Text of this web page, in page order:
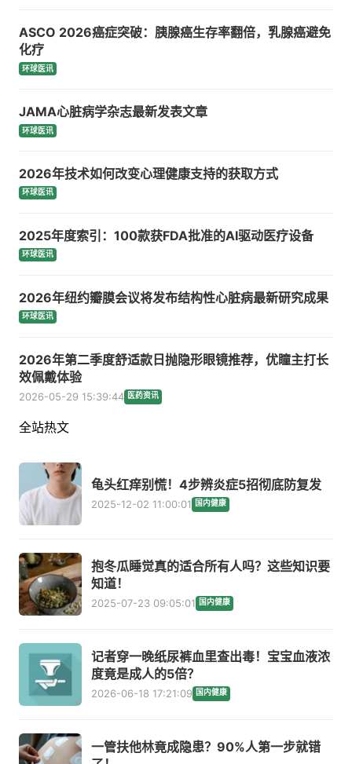
ASCO 2026癌症突破：胰腺癌生存率翻倍，乳腺癌避免
化疗
环球医讯
JAMA心脏病学杂志最新发表文章
环球医讯
2026年技术如何改变心理健康支持的获取方式
环球医讯
2025年度索引：100款获FDA批准的AI驱动医疗设备
环球医讯
2026年纽约瓣膜会议将发布结构性心脏病最新研究成果
环球医讯
2026年第二季度舒适款日抛隐形眼镜推荐，优瞳主打长
效佩戴体验
2026-05-29 15:39:44 医药资讯
全站热文
龟头红痒别慌！4步辨炎症5招彻底防复发
2025-12-02 11:00:01 国内健康
抱冬瓜睡觉真的适合所有人吗？这些知识要
知道！
2025-07-23 09:05:01 国内健康
记者穿一晚纸尿裤血里查出毒！宝宝血液浓
度竟是成人的5倍？
2026-06-18 17:21:09 国内健康
一管扶他林竟成隐患？90%人第一步就错